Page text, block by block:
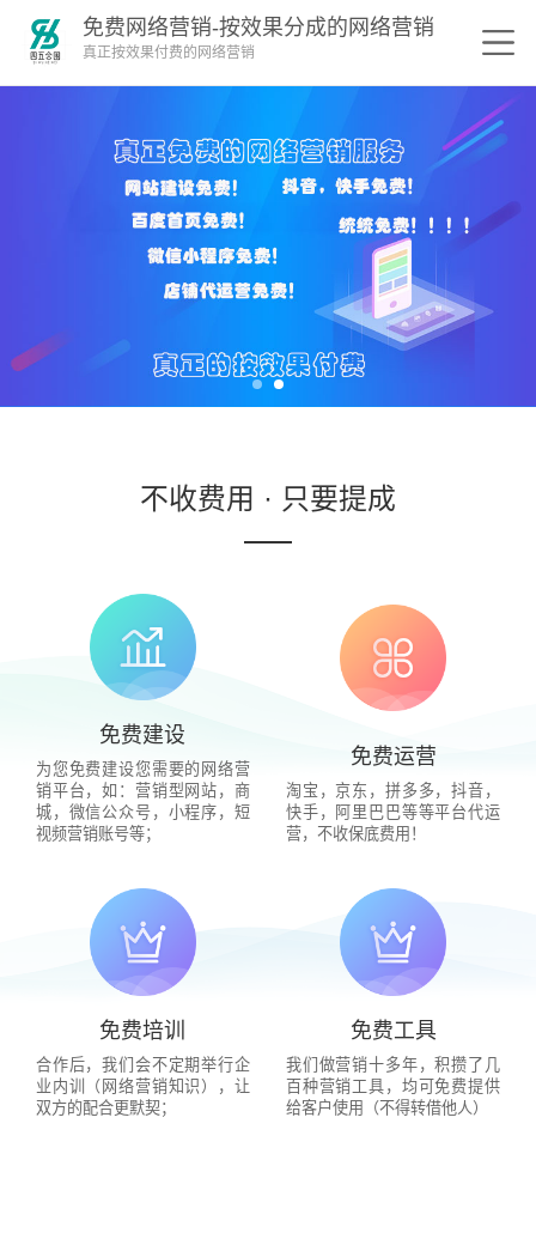
免费网络营销-按效果分成的网络营销
真正按效果付费的网络营销
不收费用 · 只要提成
免费建设
为您免费建设您需要的网络营
销平台，如：营销型网站，商
城，微信公众号，小程序，短
视频营销账号等；
免费运营
淘宝，京东，拼多多，抖音，
快手，阿里巴巴等等平台代运
营，不收保底费用！
免费培训
合作后，我们会不定期举行企
业内训（网络营销知识），让
双方的配合更默契；
免费工具
我们做营销十多年，积攒了几
百种营销工具，均可免费提供
给客户使用（不得转借他人）